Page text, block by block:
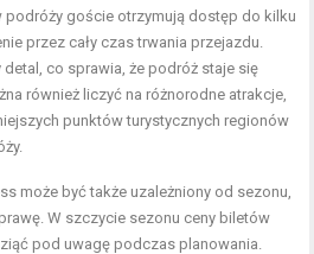
podróży goście otrzymują dostęp do kilku
przez cały czas trwania przejazdu.
co sprawia, że podróż staje się
również liczyć na różnorodne atrakcje,
punktów turystycznych regionów
może być także uzależniony od sezonu,
W szczycie sezonu ceny biletów
pod uwagę podczas planowania.